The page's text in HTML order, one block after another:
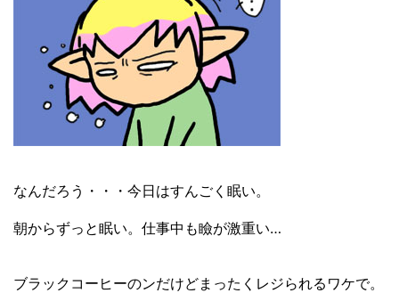
なんだろう・・・今日はすんごく眠い。
朝からずっと眠い。仕事中も瞼が激重い…
ブラックコーヒーのンだけどまったくレジられるワケで。